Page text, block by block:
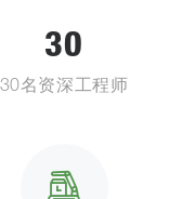
30
30名资深工程师